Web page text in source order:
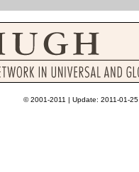
© 2001-2011 | Update: 2011-01-25